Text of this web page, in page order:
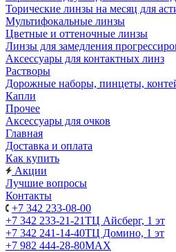
Торические линзы на месяц для
Мультифокальные линзы
Цветные и оттеночные линзы
Линзы для замедления
Аксессуары для контактных линз
Растворы
Дорожные наборы, пинцеты,
Капли
Прочее
Аксессуары для очков
Главная
Доставка и оплата
Как купить
Акции
Лучшие вопросы
Контакты
+7 342 233-08-00
+7 342 233-21-21ТЦ Айсберг, 1 эт
+7 342 241-14-40ТЦ Домино, 1 эт
+7 982 444-28-80MAX